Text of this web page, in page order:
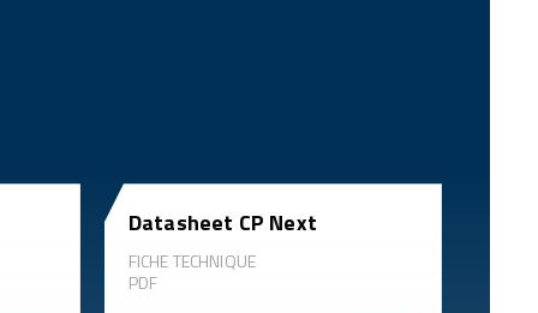
Datasheet CP Next
FICHE TECHNIQUE
PDF